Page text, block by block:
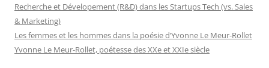
Recherche et Dévelopement (R&D) dans les Startups Tech (vs. Sales
& Marketing)
Les femmes et les hommes dans la poésie d’Yvonne Le Meur-Rollet
Yvonne Le Meur-Rollet, poétesse des XXe et XXIe siècle